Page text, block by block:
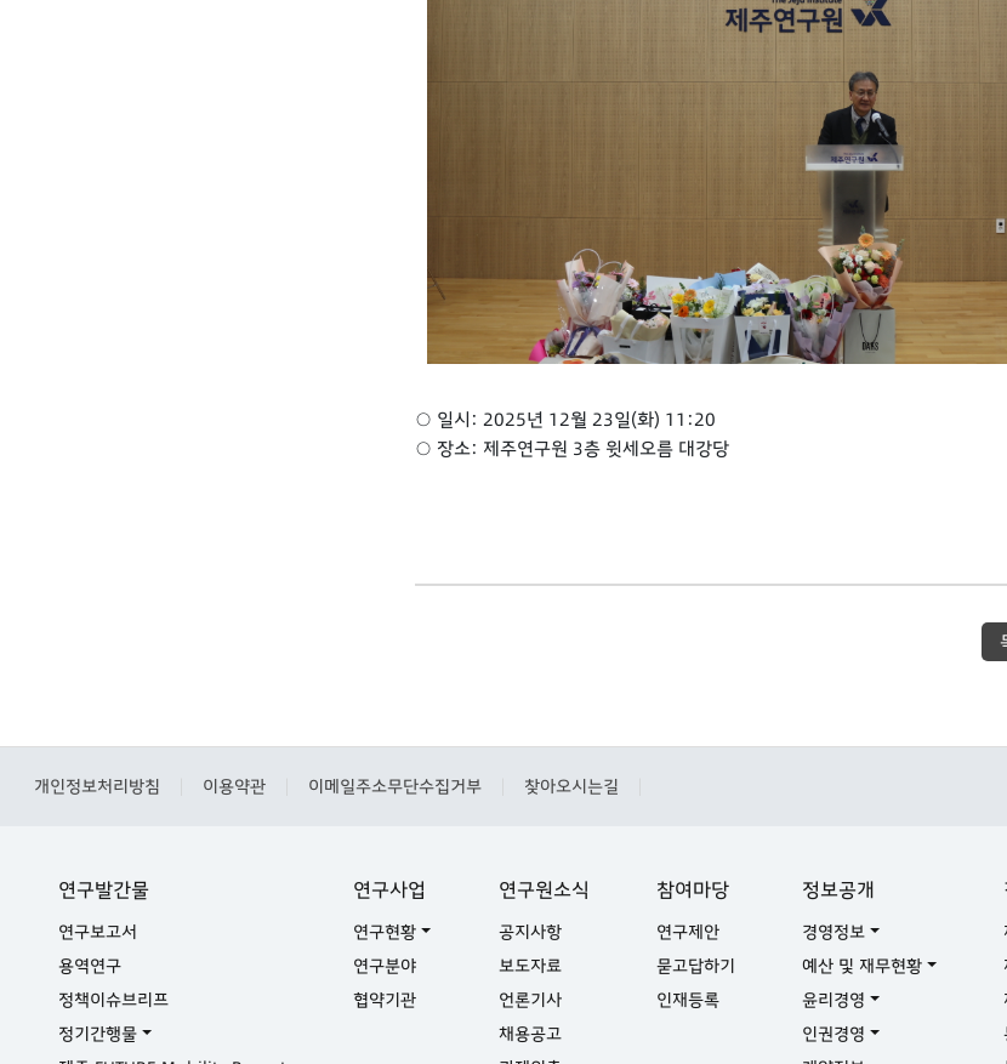
○ 일시: 2025년 12월 23일(화) 11:20
○ 장소: 제주연구원 3층 윗세오름 대강당
개인정보처리방침 이용약관 이메일주소무단수집거부 찾아오시는길
연구발간물
연구보고서
용역연구
정책이슈브리프
정기간행물
연구사업
연구현황
연구분야
협약기관
연구원소식
공지사항
보도자료
언론기사
채용공고
참여마당
연구제안
묻고답하기
인재등록
정보공개
경영정보
예산 및 재무현황
윤리경영
인권경영